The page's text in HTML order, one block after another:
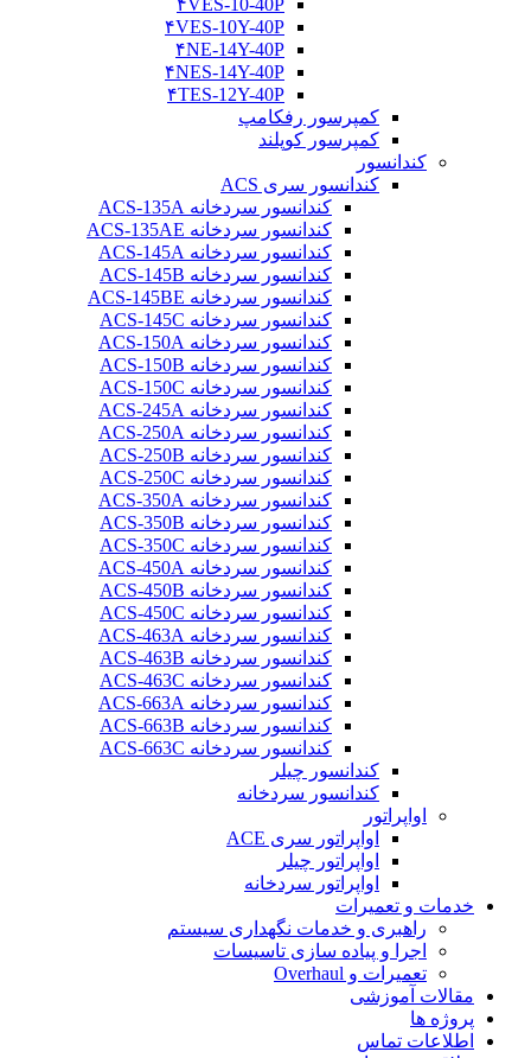
۴VES-10-40P
۴VES-10Y-40P
۴NE-14Y-40P
۴NES-14Y-40P
۴TES-12Y-40P
کمپرسور رفکامپ
کمپرسور کوپلند
کندانسور
کندانسور سری ACS
کندانسور سردخانه ACS-135A
کندانسور سردخانه ACS-135AE
کندانسور سردخانه ACS-145A
کندانسور سردخانه ACS-145B
کندانسور سردخانه ACS-145BE
کندانسور سردخانه ACS-145C
کندانسور سردخانه ACS-150A
کندانسور سردخانه ACS-150B
کندانسور سردخانه ACS-150C
کندانسور سردخانه ACS-245A
کندانسور سردخانه ACS-250A
کندانسور سردخانه ACS-250B
کندانسور سردخانه ACS-250C
کندانسور سردخانه ACS-350A
کندانسور سردخانه ACS-350B
کندانسور سردخانه ACS-350C
کندانسور سردخانه ACS-450A
کندانسور سردخانه ACS-450B
کندانسور سردخانه ACS-450C
کندانسور سردخانه ACS-463A
کندانسور سردخانه ACS-463B
کندانسور سردخانه ACS-463C
کندانسور سردخانه ACS-663A
کندانسور سردخانه ACS-663B
کندانسور سردخانه ACS-663C
کندانسور چیلر
کندانسور سردخانه
اواپراتور
اواپراتور سری ACE
اواپراتور چیلر
اواپراتور سردخانه
خدمات و تعمیرات
راهبری و خدمات نگهداری سیستم
اجرا و پیاده سازی تاسیسات
تعمیرات و Overhaul
مقالات آموزشی
پروژه ها
اطلاعات تماس